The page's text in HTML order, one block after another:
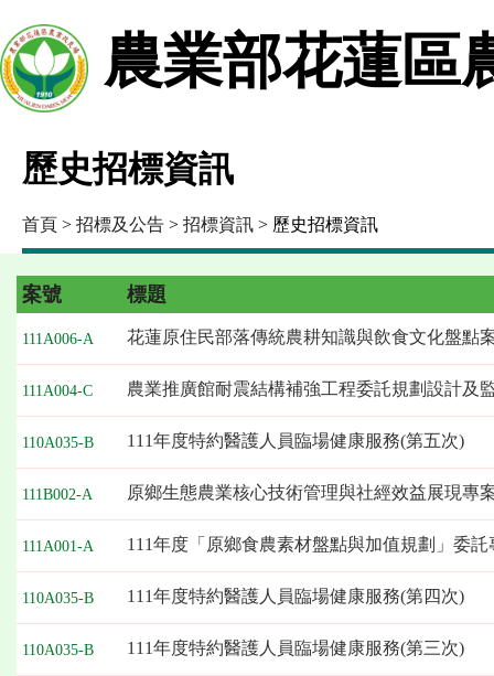
農業部花蓮區
歷史招標資訊
首頁 > 招標及公告 > 招標資訊 > 歷史招標資訊
案號 標題
111A006-A 花蓮原住民部落傳統農耕知識與飲食文化盤點
111A004-C 農業推廣館耐震結構補強工程委託規劃設計及
110A035-B 111年度特約醫護人員臨場健康服務(第五次)
111B002-A 原鄉生態農業核心技術管理與社經效益展現專
111A001-A 111年度「原鄉食農素材盤點與加值規劃」委
110A035-B 111年度特約醫護人員臨場健康服務(第四次)
110A035-B 111年度特約醫護人員臨場健康服務(第三次)